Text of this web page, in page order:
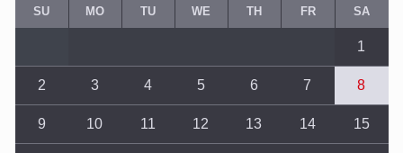
SU MO TU WE TH FR SA
1
2 3 4 5 6 7 8
9 10 11 12 13 14 15